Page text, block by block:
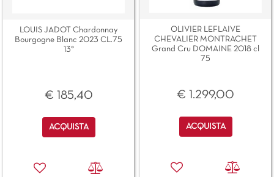
LOUIS JADOT Chardonnay
Bourgogne Blanc 2023 CL.75
13°
€ 185,40
Quantità
ACQUISTA
OLIVIER LEFLAIVE
CHEVALIER MONTRACHET
Grand Cru DOMAINE 2018 cl
75
€ 1.299,00
Quantità
ACQUISTA